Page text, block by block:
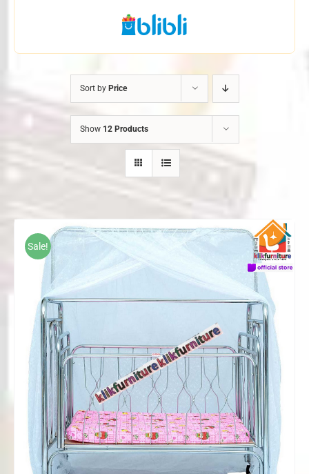
Sort by Price
Show 12 Products
Sale!